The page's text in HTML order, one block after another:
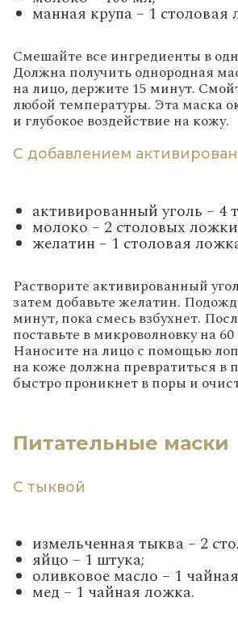
манная крупа – 1 столовая
Смешайте все ингредиенты в
Должна получить однородная
на лицо, держите 15 минут.
любой температуры. Эта маска
и глубокое воздействие на кожу.
С добавлением
активированный уголь – 4
молоко – 2 столовых
желатин – 1 столовая
Растворите активированный
затем добавьте желатин.
минут, пока смесь взбухнет.
поставьте в микроволновку на 60
Наносите на лицо с помощью
на коже должна превратиться в
быстро проникнет в поры и
Питательные маски
С тыквой
измельченная тыква – 2
яйцо – 1 штука;
оливковое масло – 1
мед – 1 чайная ложка.